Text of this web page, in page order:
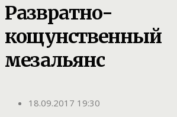
Развратно-
кощунственный
мезальянс
18.09.2017 19:30